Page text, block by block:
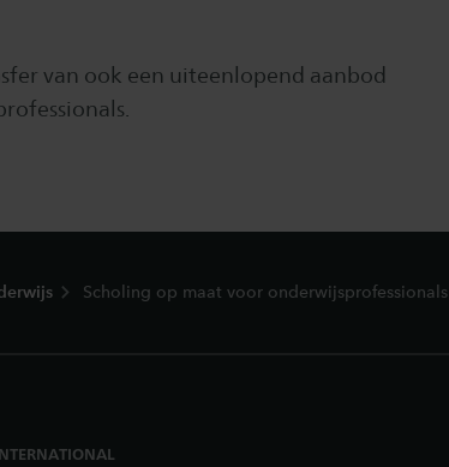
van ook een uiteenlopend aanbod
Scholing op maat voor onderwijsprofessionals